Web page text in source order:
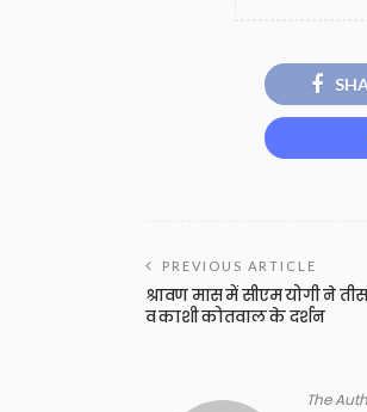
PREVIOUS ARTICLE
श्रावण मास में सीएम योगी ने
व काशी कोतवाल के दर्शन
The